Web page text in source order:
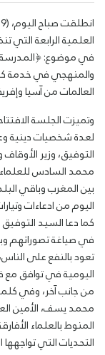
العلمية الرابعة
في موضوع: ﴿المدرسة
والمنهجي في خدمة
العالمات من آسيا
وتميزت الجلسة
لعدة شخصيات دينية
التوفيق، وزير
محمد السادس للعلماء
بين المغرب وباقي
اليوم من ادعاءات
كما دعا السيد
في صياغة تصوراتهم
تعود بالنفع على
اليومية في توافق مع
من جانب آخر، وفي
محمد يسف، الأمين
المنوط بالعلماء
التحديات التي